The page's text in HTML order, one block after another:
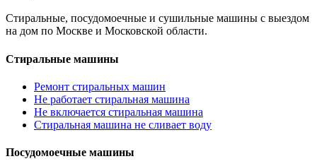
Стиральные, посудомоечные и сушильные машины с выездом
на дом по Москве и Московской области.
Стиральные машины
Ремонт стиральных машин
Не работает стиральная машина
Не включается стиральная машина
Стиральная машина не сливает воду
Посудомоечные машины